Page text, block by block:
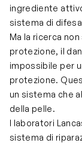
ingrediente
sistema di
Ma la ricerca
protezione, il
impossibile per
protezione.
un sistema che
della pelle.
I laboratori
sistema di